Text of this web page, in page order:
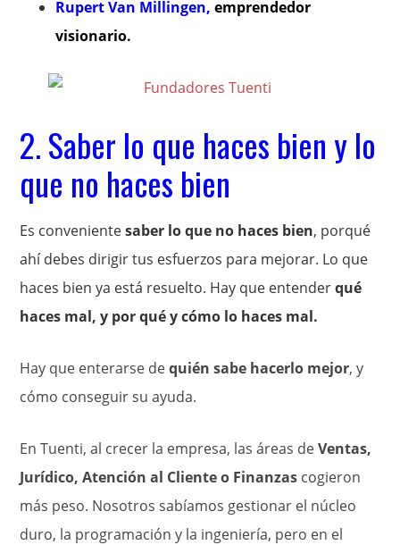
Rupert Van Millingen,emprendedor
visionario.
2. Saber lo que haces bien y lo
que no haces bien
Es convenientesaber lo que no haces bien, porqué
ahí debes dirigir tus esfuerzos para mejorar. Lo que
haces bien ya está resuelto. Hay que entenderqué
haces mal, y por qué y cómo lo haces mal.
Hay que enterarse dequién sabe hacerlo mejor, y
cómo conseguir su ayuda.
En Tuenti, al crecer la empresa, las áreas deVentas,
Jurídico, Atención al Cliente o Finanzas cogieron
más peso. Nosotros sabíamos gestionar el núcleo
duro, la programación y la ingeniería, pero en el